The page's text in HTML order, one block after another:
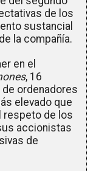
de los
sustancial
la compañía.
en el
, 16
ordenadores
elevado que
respeto de los
accionistas
de